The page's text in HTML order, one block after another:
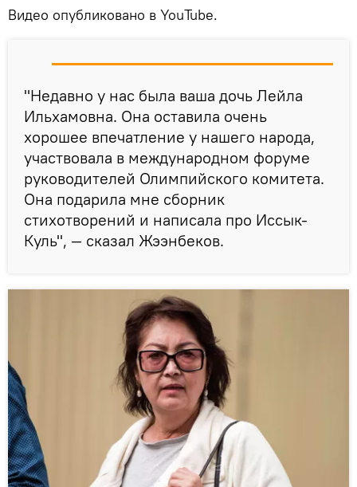
Видео опубликовано в YouTube.
"Недавно у нас была ваша дочь Лейла
Ильхамовна. Она оставила очень
хорошее впечатление у нашего народа,
участвовала в международном форуме
руководителей Олимпийского комитета.
Она подарила мне сборник
стихотворений и написала про Иссык-
Куль", — сказал Жээнбеков.